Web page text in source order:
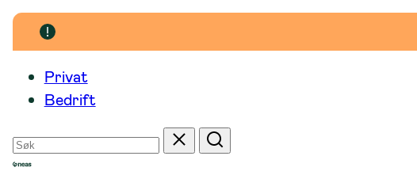
Hopp
Privat
Bedrift
Søk
etter
Tilbakestill
Søk